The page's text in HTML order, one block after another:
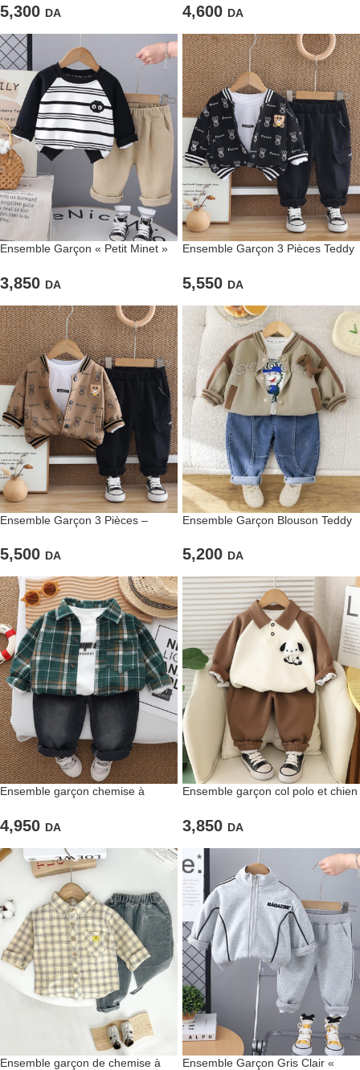
5,300 DA
irrésistible
4,600 DA
Ensemble Garçon « Petit Minet »
3,850 DA
Ensemble Garçon 3 Pièces Teddy
5,550 DA
Ensemble Garçon 3 Pièces –
5,500 DA
Ensemble Garçon Blouson Teddy
5,200 DA
Ensemble garçon chemise à
casual et stylé tout-terrain
4,950 DA
Ensemble garçon col polo et chien
quotidien
3,850 DA
Ensemble garçon de chemise à Ensemble Garçon Gris Clair «